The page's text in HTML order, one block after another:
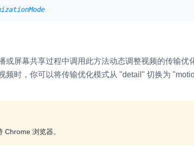
或屏幕共享过程中调用此方法动态调整视频的传输优
频时，你可以将传输优化模式从 "detail" 切换为
Chrome 浏览器。